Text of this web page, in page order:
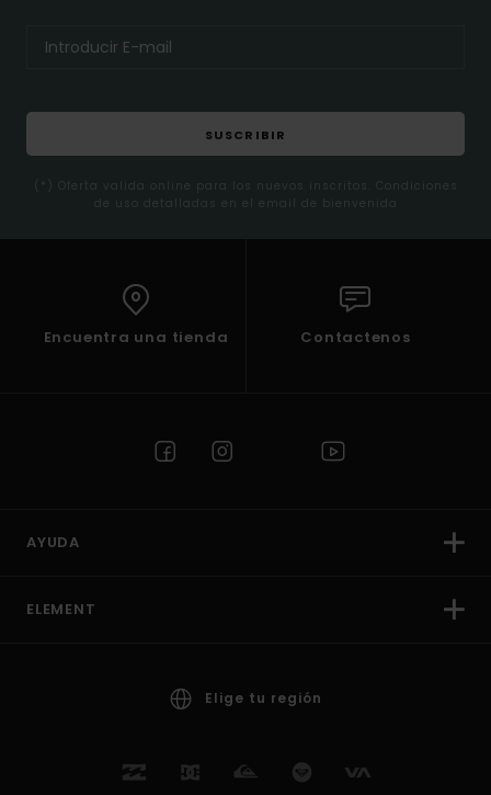
SUSCRIBIR
(*) Oferta valida online para los nuevos inscritos. Condiciones
de uso detalladas en el email de bienvenida
Encuentra una tienda Contactenos
AYUDA
ELEMENT
Elige tu región